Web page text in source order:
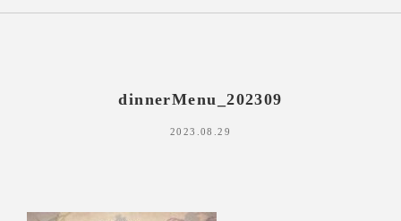
dinnerMenu_202309
2023.08.29